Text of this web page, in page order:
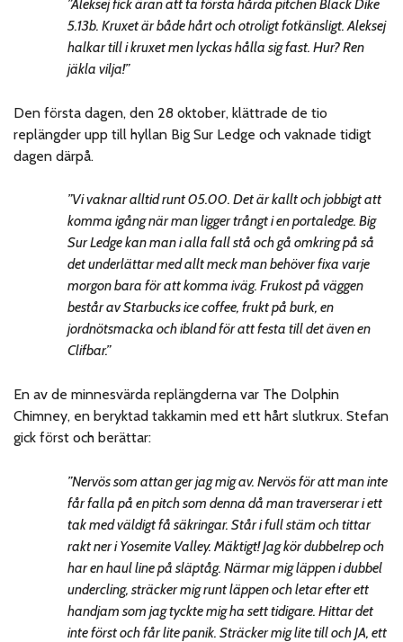
”Aleksej fick äran att ta första hårda pitchen Black Dike
5.13b. Kruxet är både hårt och otroligt fotkänsligt. Aleksej
halkar till i kruxet men lyckas hålla sig fast. Hur? Ren
jäkla vilja!”
Den första dagen, den 28 oktober, klättrade de tio
replängder upp till hyllan Big Sur Ledge och vaknade tidigt
dagen därpå.
”Vi vaknar alltid runt 05.00. Det är kallt och jobbigt att
komma igång när man ligger trångt i en portaledge. Big
Sur Ledge kan man i alla fall stå och gå omkring på så
det underlättar med allt meck man behöver fixa varje
morgon bara för att komma iväg. Frukost på väggen
består av Starbucks ice coffee, frukt på burk, en
jordnötsmacka och ibland för att festa till det även en
Clifbar.”
En av de minnesvärda replängderna var The Dolphin
Chimney, en beryktad takkamin med ett hårt slutkrux. Stefan
gick först och berättar:
”Nervös som attan ger jag mig av. Nervös för att man inte
får falla på en pitch som denna då man traverserar i ett
tak med väldigt få säkringar. Står i full stäm och tittar
rakt ner i Yosemite Valley. Mäktigt! Jag kör dubbelrep och
har en haul line på släptåg. Närmar mig läppen i dubbel
undercling, sträcker mig runt läppen och letar efter ett
handjam som jag tyckte mig ha sett tidigare. Hittar det
inte först och får lite panik. Sträcker mig lite till och JA, ett